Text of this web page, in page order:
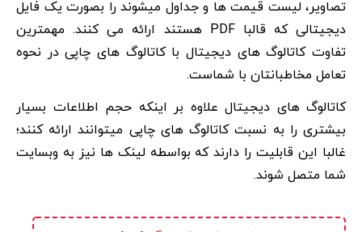
تصاویر، لیست قیمت ها و جداول میشوند را بصورت یک فایل
دیجیتالی که قالبا PDF هستند ارائه می کنند. مهمترین
تفاوت کاتالوگ های دیجیتال با کاتالوگ های چاپی در نحوه
تعامل مخاطبانتان با شماست.
کاتالوگ های دیجیتال علاوه بر اینکه حجم اطلاعات بسیار
بیشتری را به نسبت کاتالوگ های چاپی میتوانند ارائه کنند؛
غالبا این قابلیت را دارند که بواسطه لینک ها نیز به وبسایت
شما متصل شوند.